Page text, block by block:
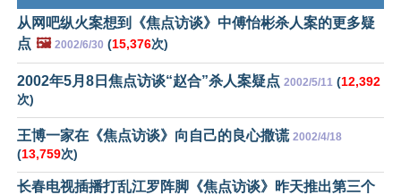
从网吧纵火案想到《焦点访谈》中傅怡彬杀人案的更多疑
点 🖼️ 2002/6/30 (15,376次)
2002年5月8日焦点访谈“赵合”杀人案疑点 2002/5/11 (12,392
次)
王博一家在《焦点访谈》向自己的良心撒谎 2002/4/18
(13,759次)
长春电视插播打乱江罗阵脚《焦点访谈》昨天推出第三个